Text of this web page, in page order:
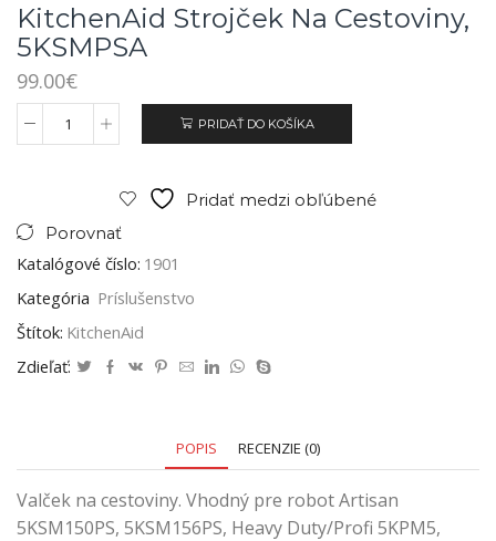
KitchenAid Strojček Na Cestoviny,
5KSMPSA
99.00€
PRIDAŤ DO KOŠÍKA
Pridať medzi obľúbené
Porovnať
Katalógové číslo: 1901
Kategória Príslušenstvo
Štítok: KitchenAid
Zdieľať:
POPIS RECENZIE (0)
Valček na cestoviny. Vhodný pre robot Artisan
5KSM150PS, 5KSM156PS, Heavy Duty/Profi 5KPM5,